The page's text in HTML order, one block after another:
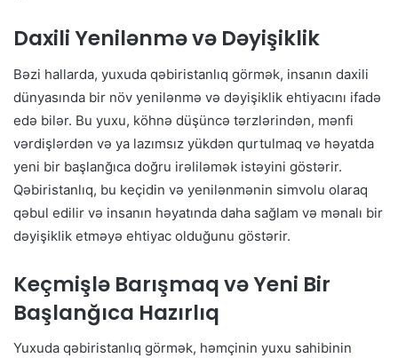
Daxili Yenilənmə və Dəyişiklik
Bəzi hallarda, yuxuda qəbiristanlıq görmək, insanın daxili
dünyasında bir növ yenilənmə və dəyişiklik ehtiyacını ifadə
edə bilər. Bu yuxu, köhnə düşüncə tərzlərindən, mənfi
vərdişlərdən və ya lazımsız yükdən qurtulmaq və həyatda
yeni bir başlanğıca doğru irəliləmək istəyini göstərir.
Qəbiristanlıq, bu keçidin və yenilənmənin simvolu olaraq
qəbul edilir və insanın həyatında daha sağlam və mənalı bir
dəyişiklik etməyə ehtiyac olduğunu göstərir.
Keçmişlə Barışmaq və Yeni Bir
Başlanğıca Hazırlıq
Yuxuda qəbiristanlıq görmək, həmçinin yuxu sahibinin